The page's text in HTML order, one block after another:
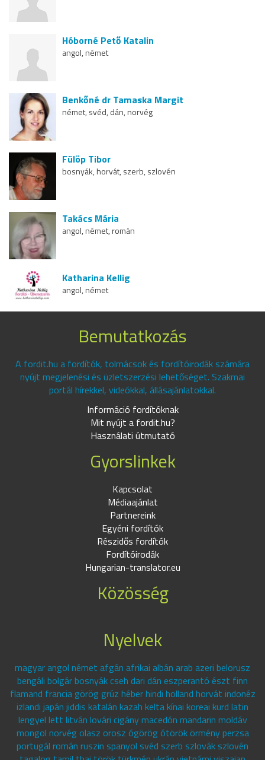
Hóborné Pető Katalin
angol, német
Benkőné dr Tamaska Margit
német, svéd, dán, norvég
Fülöp Tibor
bosnyák, horvát, szerb, szlovén
Takács Mária
angol, német, román
Katharina Kellig
angol, német
Bemutatkozás
A fordit.hu a fordítók, tolmácsok és fordítóirodák számára
nyújt megjelenési és üzletszerzési lehetőséget. Szakmai
portál hírekkel, videókkal, állásajánlatokkal.
Információ fordítóknak
Mit nyújt a fordit.hu?
Használati útmutató
Gyorslinkek
Kapcsolat
Médiaajánlat
Partnereink
Egyéni fordítók
Részidős fordítók
Fordítóirodák
Hungarian-translator.eu
Közösség
Nyelvek
magyar angol német afgán afrikai albán arab azeri belorusz
bengáli bolgár bosnyák cseh dari dán eszperantó észt finn
flamand francia görög grúz héber hindi holland horvát indonéz
izlandi japán jiddis katalán kazah kelta kínai koreai kurd latin
lengyel lett litván lovári cigány macedón mandarin moldáv
mongol norvég olasz orosz ógörög ótörök örmény perzsa
portugál román ruszin spanyol svéd szerb szlovák szlovén